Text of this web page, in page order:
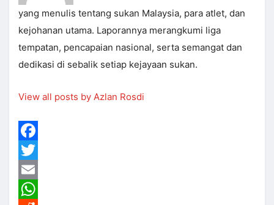
yang menulis tentang sukan Malaysia, para atlet, dan
kejohanan utama. Laporannya merangkumi liga
tempatan, pencapaian nasional, serta semangat dan
dedikasi di sebalik setiap kejayaan sukan.
View all posts by Azlan Rosdi
Facebook
Twitter
Email